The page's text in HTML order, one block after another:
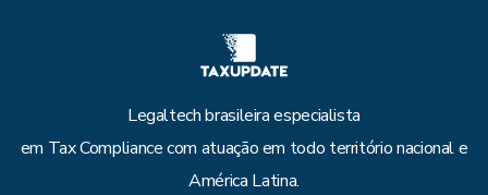
Legaltech brasileira especialista
em Tax Compliance com atuação em todo território nacional e
América Latina.